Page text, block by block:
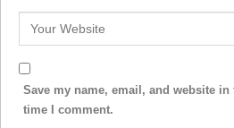
Save my name, email, and website
time I comment.